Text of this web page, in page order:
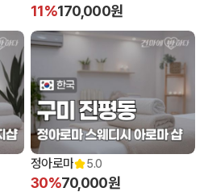
11%170,000원
정아로마 5.0
30%70,000원